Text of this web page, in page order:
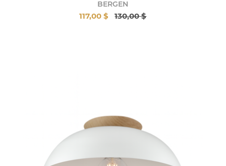
BERGEN
117,00 $ 130,00 $